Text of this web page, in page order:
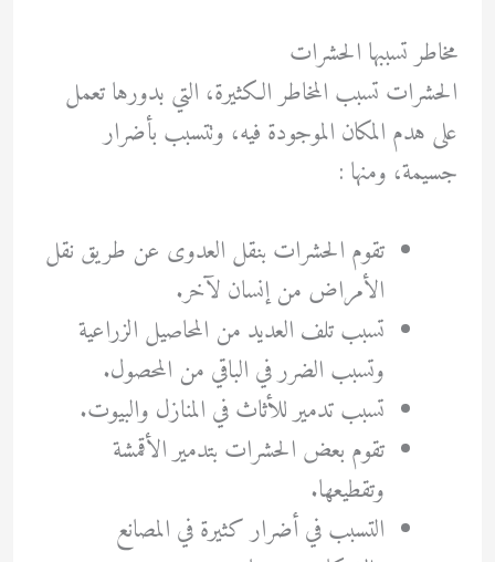
مخاطر تسببها الحشرات
الحشرات تسبب المخاطر الكثيرة، التي بدورها تعمل
على هدم المكان الموجودة فيه، وتتسبب بأضرار
جسيمة، ومنها :
تقوم الحشرات بنقل العدوى عن طريق نقل
الأمراض من إنسان لآخر.
تسبب تلف العديد من المحاصيل الزراعية
وتسبب الضرر في الباقي من المحصول.
تسبب تدمير للأثاث في المنازل والبيوت.
تقوم بعض الحشرات بتدمير الأقمشة
وتقطيعها.
التسبب في أضرار كثيرة في المصانع